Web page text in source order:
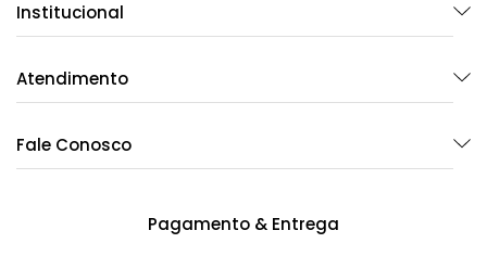
Institucional
Atendimento
Fale Conosco
Pagamento & Entrega